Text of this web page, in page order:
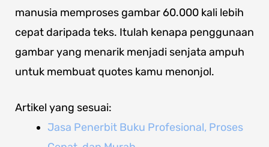
manusia memproses gambar 60.000 kali lebih
cepat daripada teks. Itulah kenapa penggunaan
gambar yang menarik menjadi senjata ampuh
untuk membuat quotes kamu menonjol.
Artikel yang sesuai:
Jasa Penerbit Buku Profesional, Proses